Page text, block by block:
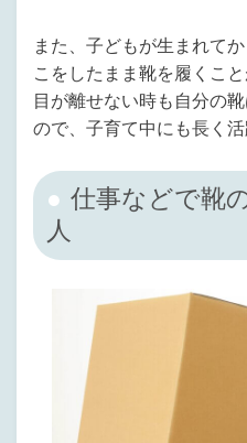
また、子どもが生まれて
こをしたまま靴を履くこ
目が離せない時も自分の
ので、子育て中にも長く
仕事などで靴
人